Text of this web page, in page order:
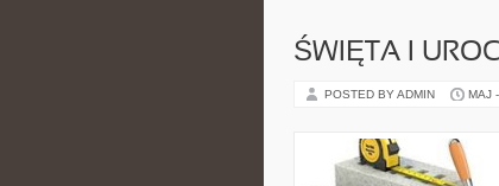
ŚWIĘTA I
POSTED BY ADMIN MAJ